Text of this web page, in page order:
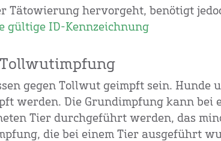
Tätowierung hervorgeht, benötigt
gültige ID-Kennzeichnung
Tollwutimpfung
gegen Tollwut geimpft sein. Hunde
werden. Die Grundimpfung kann bei
Tier durchgeführt werden, das
die bei einem Tier ausgeführt